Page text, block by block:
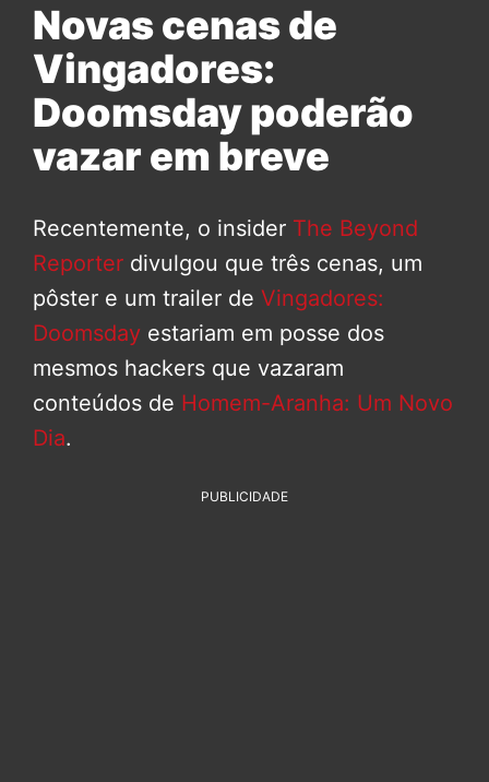
Novas cenas de
Vingadores:
Doomsday poderão
vazar em breve
Recentemente, o insider The Beyond
Reporter divulgou que três cenas, um
pôster e um trailer de Vingadores:
Doomsday estariam em posse dos
mesmos hackers que vazaram
conteúdos de Homem-Aranha: Um Novo
Dia.
PUBLICIDADE